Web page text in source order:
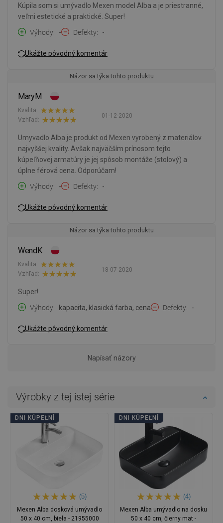
Kúpila som si umývadlo Mexen model Alba a je priestranné,
veľmi estetické a praktické. Super!
Výhody
- Defekty -
Ukážte pôvodný komentár
Názor sa týka tohto produktu
MaryM
01-12-2020
Kvalita:
Vzhľad:
Umyvadlo Alba je produkt od Mexen vyrobený z materiálov
najvyššej kvality. Avšak najväčším prínosom tejto
kúpeľňovej armatúry je jej spôsob montáže (stolový) a
úplne férová cena. Odporúčam!
Výhody
- Defekty -
Ukážte pôvodný komentár
Názor sa týka tohto produktu
WendK
18-07-2020
Kvalita:
Vzhľad:
Super!
Výhody
kapacita, klasická farba, cena Defekty -
Ukážte pôvodný komentár
Napísať názory
Výrobky z tej istej série
DNI KÚPEĽNÍ
(5)
Mexen Alba dosková umývadlo
50 x 40 cm, biela - 21955000
DNI KÚPEĽNÍ
(4)
Mexen Alba umývadlo na dosku
50 x 40 cm, čierny mat -